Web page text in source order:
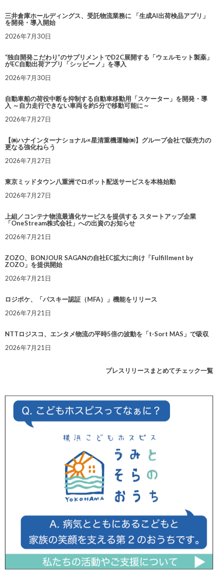
三井倉庫ホールディングス、受託物流業務に 「生成AI出荷検品アプリ」
を開発・導入開始
2026年7月30日
“独自開発こだわり”のサプリメントでD2C展開する「ウェルモット製薬」
がEC自動出荷アプリ「シッピーノ」を導入
2026年7月30日
自動車船の荷役中断を抑制する自動車移動用「スケーター」を開発・導
入 ～自力走行できない車両を約5分で移動可能に～
2026年7月27日
【㈱ハナインターナショナル×星清重機運輸㈱】グループ会社で販売力の
更なる強化ねらう
2026年7月27日
東京ミッドタウン八重洲でロボット配送サービスを本格始動
2026年7月27日
上組／コンテナ物流最適化サービスを提供する スタートアップ企業
「OneStream株式会社」への出資のお知らせ
2026年7月21日
ZOZO、BONJOUR SAGANの自社EC拡大に向け「Fulfillment by
ZOZO」を提供開始
2026年7月21日
ロジポケ、「パスキー認証（MFA）」機能をリリース
2026年7月21日
NTTロジスコ、エンタメ物流の平時5倍の波動を「t-Sort MAS」で吸収
2026年7月21日
プレスリリースまとめてチェック一覧